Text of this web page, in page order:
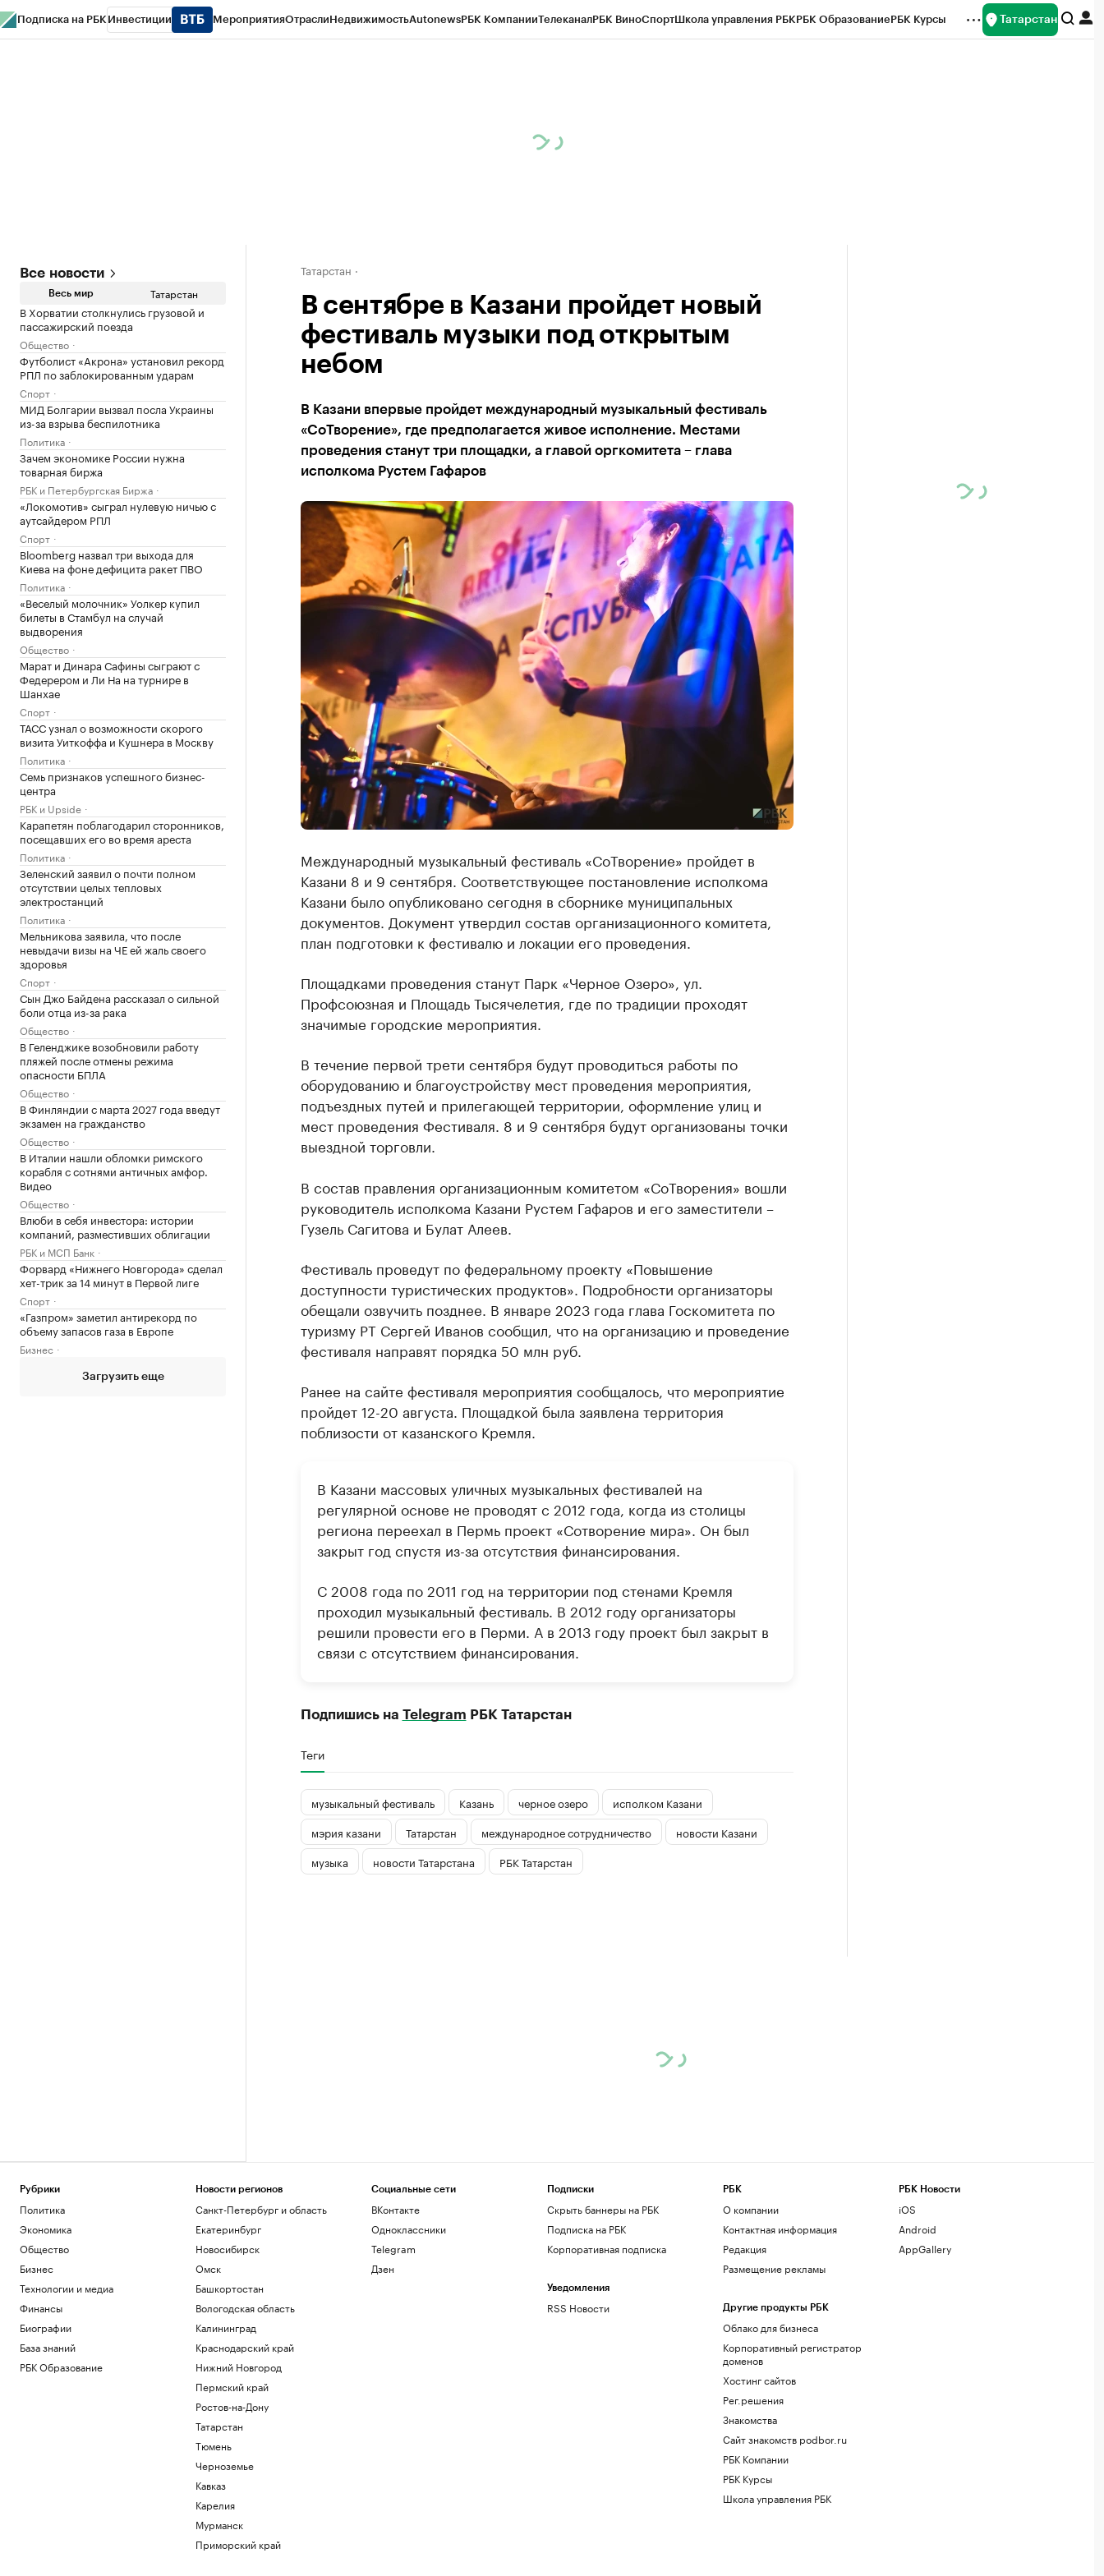
Подписка на РБК Инвестиции МероприятияОтраслиНедвижимостьAutonewsРБК КомпанииТелеканалРБК ВиноСпортШкола управления РБКРБК ОбразованиеРБК Курсы Татарстан
Все новости
Весь мир Татарстан
В Хорватии столкнулись грузовой и
пассажирский поезда
Общество
Футболист «Акрона» установил рекорд
РПЛ по заблокированным ударам
Спорт
МИД Болгарии вызвал посла Украины
из-за взрыва беспилотника
Политика
Зачем экономике России нужна
товарная биржа
РБК и Петербургская Биржа
«Локомотив» сыграл нулевую ничью с
аутсайдером РПЛ
Спорт
Bloomberg назвал три выхода для
Киева на фоне дефицита ракет ПВО
Политика
«Веселый молочник» Уолкер купил
билеты в Стамбул на случай
выдворения
Общество
Марат и Динара Сафины сыграют с
Федерером и Ли На на турнире в
Шанхае
Спорт
ТАСС узнал о возможности скорого
визита Уиткоффа и Кушнера в Москву
Политика
Семь признаков успешного бизнес-
центра
РБК и Upside
Карапетян поблагодарил сторонников,
посещавших его во время ареста
Политика
Зеленский заявил о почти полном
отсутствии целых тепловых
электростанций
Политика
Мельникова заявила, что после
невыдачи визы на ЧЕ ей жаль своего
здоровья
Спорт
Сын Джо Байдена рассказал о сильной
боли отца из-за рака
Общество
В Геленджике возобновили работу
пляжей после отмены режима
опасности БПЛА
Общество
В Финляндии с марта 2027 года введут
экзамен на гражданство
Общество
В Италии нашли обломки римского
корабля с сотнями античных амфор.
Видео
Общество
Влюби в себя инвестора: истории
компаний, разместивших облигации
РБК и МСП Банк
Форвард «Нижнего Новгорода» сделал
хет-трик за 14 минут в Первой лиге
Спорт
«Газпром» заметил антирекорд по
объему запасов газа в Европе
Бизнес
Загрузить еще
Татарстан
В сентябре в Казани пройдет новый
фестиваль музыки под открытым
небом
В Казани впервые пройдет международный музыкальный фестиваль
«СоТворение», где предполагается живое исполнение. Местами
проведения станут три площадки, а главой оргкомитета – глава
исполкома Рустем Гафаров
Международный музыкальный фестиваль «СоТворение» пройдет в
Казани 8 и 9 сентября. Соответствующее постановление исполкома
Казани было опубликовано сегодня в сборнике муниципальных
документов. Документ утвердил состав организационного комитета,
план подготовки к фестивалю и локации его проведения.
Площадками проведения станут Парк «Черное Озеро», ул.
Профсоюзная и Площадь Тысячелетия, где по традиции проходят
значимые городские мероприятия.
В течение первой трети сентября будут проводиться работы по
оборудованию и благоустройству мест проведения мероприятия,
подъездных путей и прилегающей территории, оформление улиц и
мест проведения Фестиваля. 8 и 9 сентября будут организованы точки
выездной торговли.
В состав правления организационным комитетом «СоТворения» вошли
руководитель исполкома Казани Рустем Гафаров и его заместители –
Гузель Сагитова и Булат Алеев.
Фестиваль проведут по федеральному проекту «Повышение
доступности туристических продуктов». Подробности организаторы
обещали озвучить позднее. В январе 2023 года глава Госкомитета по
туризму РТ Сергей Иванов сообщил, что на организацию и проведение
фестиваля направят порядка 50 млн руб.
Ранее на сайте фестиваля мероприятия сообщалось, что мероприятие
пройдет 12-20 августа. Площадкой была заявлена территория
поблизости от казанского Кремля.
В Казани массовых уличных музыкальных фестивалей на
регулярной основе не проводят с 2012 года, когда из столицы
региона переехал в Пермь проект «Сотворение мира». Он был
закрыт год спустя из-за отсутствия финансирования.
С 2008 года по 2011 год на территории под стенами Кремля
проходил музыкальный фестиваль. В 2012 году организаторы
решили провести его в Перми. А в 2013 году проект был закрыт в
связи с отсутствием финансирования.
Подпишись на Telegram РБК Татарстан
Теги
музыкальный фестиваль Казань черное озеро
исполком Казани
мэрия казани
Татарстан международное сотрудничество
новости Казани
музыка
новости Татарстана РБК Татарстан
Рубрики
Политика
Экономика
Общество
Бизнес
Технологии и медиа
Финансы
Биографии
База знаний
РБК Образование
Новости регионов
Санкт-Петербург и область
Екатеринбург
Новосибирск
Омск
Башкортостан
Вологодская область
Калининград
Краснодарский край
Нижний Новгород
Пермский край
Ростов-на-Дону
Татарстан
Тюмень
Черноземье
Кавказ
Карелия
Мурманск
Приморский край
Социальные сети
ВКонтакте
Одноклассники
Telegram
Дзен
Подписки
Скрыть баннеры на РБК
Подписка на РБК
Корпоративная подписка
Уведомления
RSS Новости
РБК
О компании
Контактная информация
Редакция
Размещение рекламы
Другие продукты РБК
Облако для бизнеса
Корпоративный регистратор
доменов
Хостинг сайтов
Рег.решения
Знакомства
Сайт знакомств podbor.ru
РБК Компании
РБК Курсы
Школа управления РБК
РБК Новости
iOS
Android
AppGallery